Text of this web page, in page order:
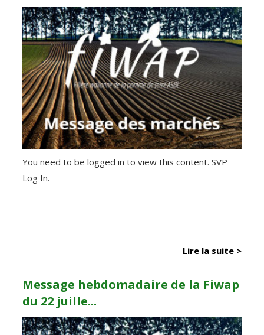
You need to be logged in to view this content. SVP
Log In.
Lire la suite >
Message hebdomadaire de la Fiwap
du 22 juille...